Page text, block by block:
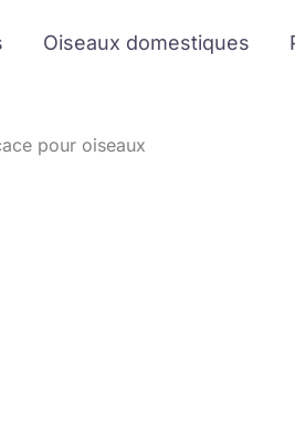
Oiseaux domestiques
pour oiseaux